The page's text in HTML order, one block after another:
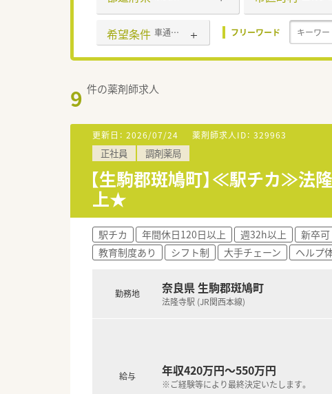
希望条件 車通勤可 フリーワード
9 件の薬剤師求人
更新日： 2026/07/24 薬剤師求人ID： 329963
正社員 調剤薬局
【生駒郡斑鳩町】≪駅チカ≫
上★
駅チカ 年間休日120日以上 週32h以上 新卒可
教育制度あり
シフト制 大手チェーン ヘルプ
勤務地 奈良県 生駒郡斑鳩町
法隆寺駅 (JR関西本線)
給与 年収420万円～550万円
※ご経験等により最終決定いたします。